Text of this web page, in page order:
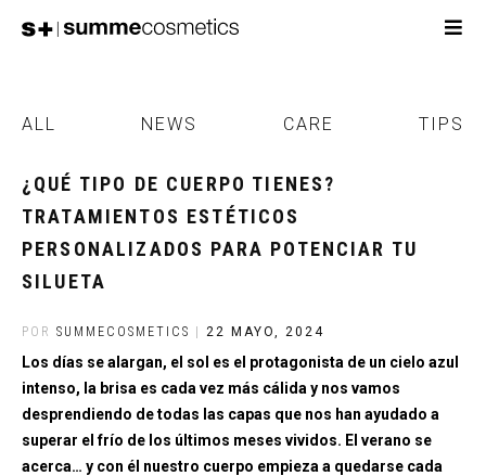
ALL NEWS CARE TIPS
¿QUÉ TIPO DE CUERPO TIENES?
TRATAMIENTOS ESTÉTICOS
PERSONALIZADOS PARA POTENCIAR TU
SILUETA
POR SUMMECOSMETICS 22 MAYO, 2024
Los días se alargan, el sol es el protagonista de un cielo azul
intenso, la brisa es cada vez más cálida y nos vamos
desprendiendo de todas las capas que nos han ayudado a
superar el frío de los últimos meses vividos. El verano se
acerca… y con él nuestro cuerpo empieza a quedarse cada